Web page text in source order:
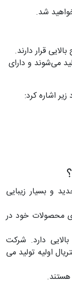
شد.
قرار دارند.
می‌شوند و دارای
اشاره کرد:
و بسیار زیبایی
محصولات خود در
دارد. شرکت
اولیه تولید می